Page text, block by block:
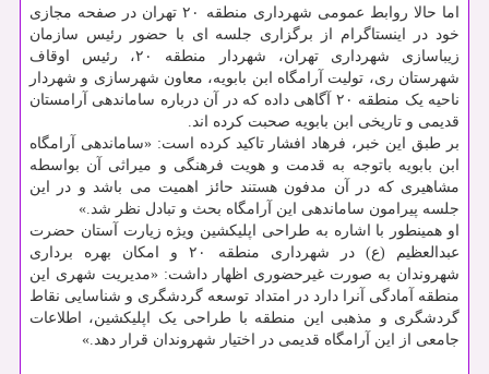
اما حالا روابط عمومی شهرداری منطقه ۲۰ تهران در صفحه مجازی
خود در اینستاگرام از برگزاری جلسه ای با حضور رئیس سازمان
زیباسازی شهرداری تهران، شهردار منطقه ۲۰، رئیس اوقاف
شهرستان ری، تولیت آرامگاه ابن بابویه، معاون شهرسازی و شهردار
ناحیه یک منطقه ۲۰ آگاهی داده که در آن درباره ساماندهی آرامستان
قدیمی و تاریخی ابن بابویه صحبت کرده اند.
بر طبق این خبر، فرهاد افشار تاکید کرده است: «ساماندهی آرامگاه
ابن بابویه باتوجه به قدمت و هویت فرهنگی و میراثی آن بواسطه
مشاهیری که در آن مدفون هستند حائز اهمیت می باشد و در این
جلسه پیرامون ساماندهی این آرامگاه بحث و تبادل نظر شد.»
او همینطور با اشاره به طراحی اپلیکشین ویژه زیارت آستان حضرت
عبدالعظیم (ع) در شهرداری منطقه ۲۰ و امکان بهره برداری
شهروندان به صورت غیرحضوری اظهار داشت: «مدیریت شهری این
منطقه آمادگی آنرا دارد در امتداد توسعه گردشگری و شناسایی نقاط
گردشگری و مذهبی این منطقه با طراحی یک اپلیکشین، اطلاعات
جامعی از این آرامگاه قدیمی در اختیار شهروندان قرار دهد.»